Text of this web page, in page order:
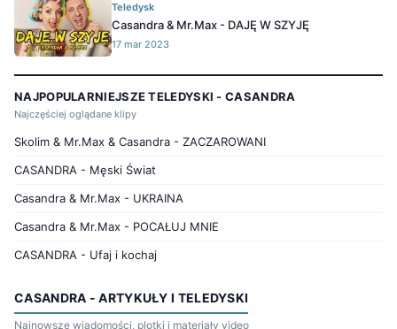
Teledysk
Casandra & Mr.Max - DAJĘ W SZYJĘ
17 mar 2023
NAJPOPULARNIEJSZE TELEDYSKI - CASANDRA
Najczęściej oglądane klipy
Skolim & Mr.Max & Casandra - ZACZAROWANI
CASANDRA - Męski Świat
Casandra & Mr.Max - UKRAINA
Casandra & Mr.Max - POCAŁUJ MNIE
CASANDRA - Ufaj i kochaj
CASANDRA - ARTYKUŁY I TELEDYSKI
Najnowsze wiadomości, plotki i materiały video